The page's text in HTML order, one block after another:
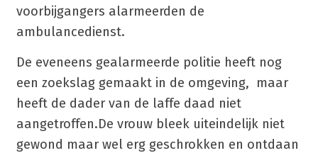
voorbijgangers alarmeerden de
ambulancedienst.
De eveneens gealarmeerde politie heeft nog
een zoekslag gemaakt in de omgeving, maar
heeft de dader van de laffe daad niet
aangetroffen.De vrouw bleek uiteindelijk niet
gewond maar wel erg geschrokken en ontdaan